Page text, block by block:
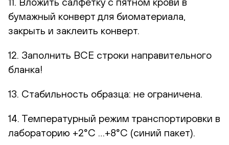
бумажный конверт для биоматериала,
закрыть и заклеить конверт.
12. Заполнить ВСЕ строки направительного
бланка!
13. Стабильность образца: не ограничена.
14. Температурный режим транспортировки в
лабораторию +2°С …+8°С (синий пакет).